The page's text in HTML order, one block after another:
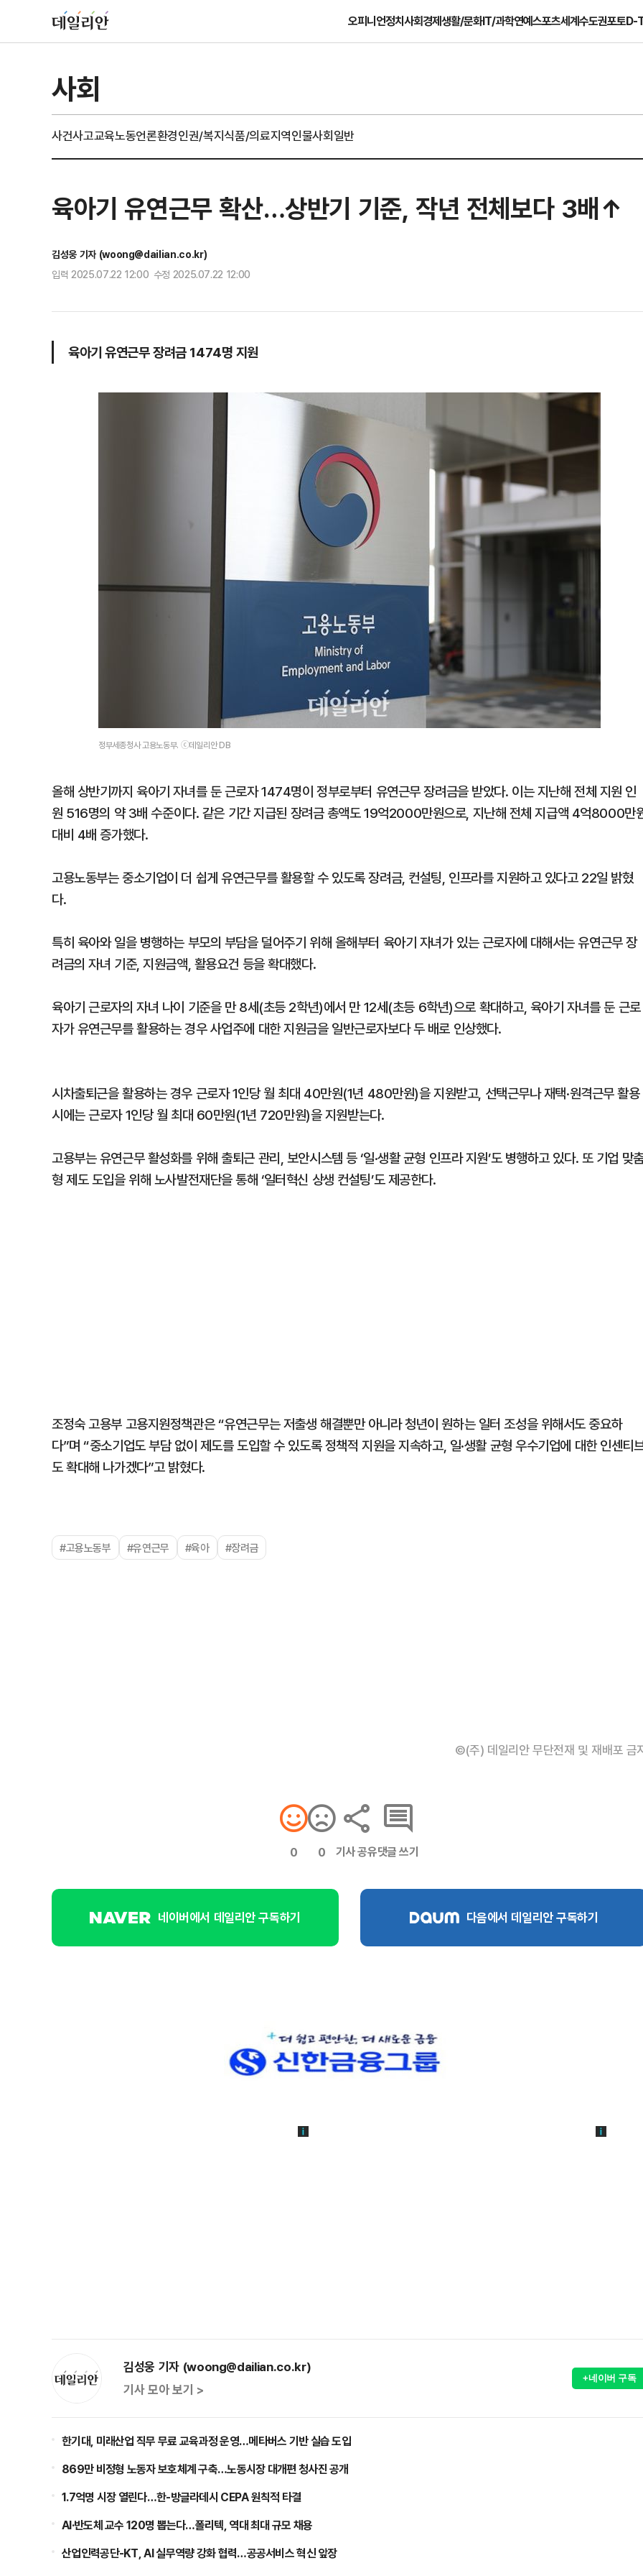
오피니언정치사회경제생활/문화IT/과학연예스포츠세계수도권포토D-
사회
사건사고교육노동언론환경인권/복지식품/의료지역인물사회일반
육아기 유연근무 확산…상반기 기준, 작년 전체보다 3배↑
김성웅 기자 (woong@dailian.co.kr)
입력 2025.07.22 12:00 수정 2025.07.22 12:00
육아기 유연근무 장려금 1474명 지원
정부세종청사 고용노동부. ⓒ데일리안 DB
올해 상반기까지 육아기 자녀를 둔 근로자 1474명이 정부로부터 유연근무 장려금을 받았다. 이는 지난해 전체 지원 인
원 516명의 약 3배 수준이다. 같은 기간 지급된 장려금 총액도 19억2000만원으로, 지난해 전체 지급액 4억8000만
대비 4배 증가했다.
고용노동부는 중소기업이 더 쉽게 유연근무를 활용할 수 있도록 장려금, 컨설팅, 인프라를 지원하고 있다고 22일 밝혔
다.
특히 육아와 일을 병행하는 부모의 부담을 덜어주기 위해 올해부터 육아기 자녀가 있는 근로자에 대해서는 유연근무 장
려금의 자녀 기준, 지원금액, 활용요건 등을 확대했다.
육아기 근로자의 자녀 나이 기준을 만 8세(초등 2학년)에서 만 12세(초등 6학년)으로 확대하고, 육아기 자녀를 둔 근로
자가 유연근무를 활용하는 경우 사업주에 대한 지원금을 일반근로자보다 두 배로 인상했다.
시차출퇴근을 활용하는 경우 근로자 1인당 월 최대 40만원(1년 480만원)을 지원받고, 선택근무나 재택·원격근무 활용
시에는 근로자 1인당 월 최대 60만원(1년 720만원)을 지원받는다.
고용부는 유연근무 활성화를 위해 출퇴근 관리, 보안시스템 등 ‘일·생활 균형 인프라 지원’도 병행하고 있다. 또 기업 맞
형 제도 도입을 위해 노사발전재단을 통해 ‘일터혁신 상생 컨설팅’도 제공한다.
조정숙 고용부 고용지원정책관은 “유연근무는 저출생 해결뿐만 아니라 청년이 원하는 일터 조성을 위해서도 중요하
다”며 “중소기업도 부담 없이 제도를 도입할 수 있도록 정책적 지원을 지속하고, 일·생활 균형 우수기업에 대한 인센티
도 확대해 나가겠다”고 밝혔다.
#고용노동부 #유연근무 #육아 #장려금
©(주) 데일리안 무단전재 및 재배포 금
0 0 기사 공유댓글 쓰기
네이버에서 데일리안 구독하기 다음에서 데일리안 구독하기
김성웅 기자 (woong@dailian.co.kr)
기사 모아 보기 >
+네이버 구독
한기대, 미래산업 직무 무료 교육과정 운영…메타버스 기반 실습 도입
869만 비정형 노동자 보호체계 구축…노동시장 대개편 청사진 공개
1.7억명 시장 열린다…한-방글라데시 CEPA 원칙적 타결
AI·반도체 교수 120명 뽑는다…폴리텍, 역대 최대 규모 채용
산업인력공단-KT, AI 실무역량 강화 협력…공공서비스 혁신 앞장